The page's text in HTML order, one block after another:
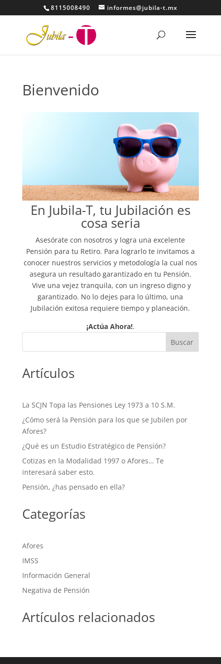
8115008490 informes@jubila-t.mx
Bienvenido
En Jubila-T, tu Jubilación es
cosa seria
Asesórate con nosotros y logra una excelente
Pensión para tu Retiro. Para lograrlo te invitamos a
conocer nuestros servicios y metodología la cual nos
asegura un resultado garantizado en tu Pensión.
Vive una vejez tranquila, con un ingreso digno y
garantizado. No lo dejes para lo último, una
Jubilación exitosa requiere tiempo y planeación.
¡Actúa Ahora!.
Artículos
La SCJN Topa las Pensiones Ley 1973 a 10 S.M.
¿Cómo será la Pensión para los que se Jubilen por
Afores?
¿Qué es un Estudio Estratégico de Pensión?
Cotizas en la Modalidad 1997 o Afores… Te
interesará saber esto.
Pensión, ¿has pensado en ella?
Categorías
Afores
IMSS
Información General
Negativa de Pensión
Artículos relacionados